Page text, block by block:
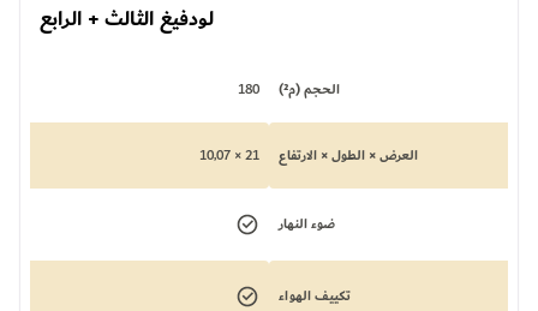
لودفيغ الثالث + الرابع
الحجم (م²) 180
العرض × الطول × الارتفاع 21 × 10,07
ضوء النهار
تكييف الهواء